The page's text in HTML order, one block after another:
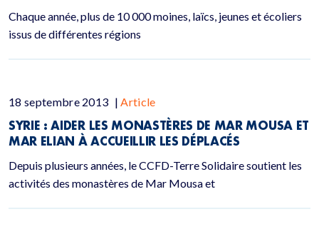
Chaque année, plus de 10 000 moines, laïcs, jeunes et écoliers
issus de différentes régions
18 septembre 2013 | Article
SYRIE : AIDER LES MONASTÈRES DE MAR MOUSA ET
MAR ELIAN À ACCUEILLIR LES DÉPLACÉS
Depuis plusieurs années, le CCFD-Terre Solidaire soutient les
activités des monastères de Mar Mousa et